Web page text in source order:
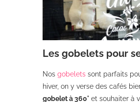
Les gobelets pour
Nos gobelets sont parfaits
hiver, on y verse des cafés
gobelet à 360° et souhaiter à